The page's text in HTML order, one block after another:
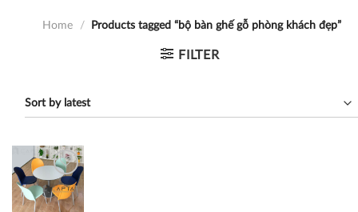
Home / Products tagged “bộ bàn ghế gỗ phòng khách đẹp”
FILTER
Thích